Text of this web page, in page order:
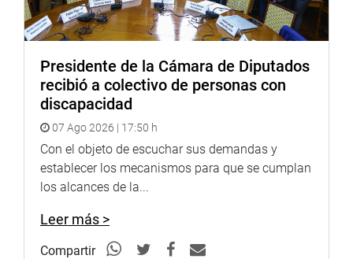
Presidente de la Cámara de Diputados
recibió a colectivo de personas con
discapacidad
07 Ago 2026 | 17:50 h
Con el objeto de escuchar sus demandas y
establecer los mecanismos para que se cumplan
los alcances de la...
Leer más >
Compartir